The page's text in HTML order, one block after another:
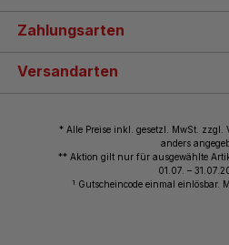
Zahlungsarten
Versandarten
* Alle Preise inkl. gesetzl. MwSt. zzgl.
anders
** Aktion gilt nur für ausgewählte
01.07. –
1 Gutscheincode einmal einlösbar.